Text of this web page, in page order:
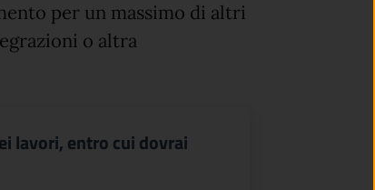
per un massimo di altri
o altra
lavori, entro cui dovrai